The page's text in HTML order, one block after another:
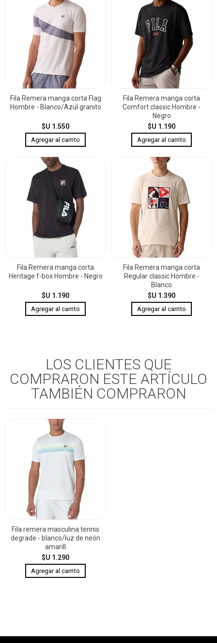
Fila Remera manga corta Flag
Hombre - Blanco/Azul granito
$U 1.550
Fila Remera manga corta
Comfort classic Hombre -
Negro
$U 1.190
Fila Remera manga corta
Heritage f-box Hombre - Negro
$U 1.190
Fila Remera manga corta
Regular classic Hombre -
Blanco
$U 1.390
LOS CLIENTES QUE
COMPRARON ESTE ARTÍCULO
TAMBIÉN COMPRARON
Fila remera masculina tennis
degrade - blanco/luz de neón
amarill
$U 1.290